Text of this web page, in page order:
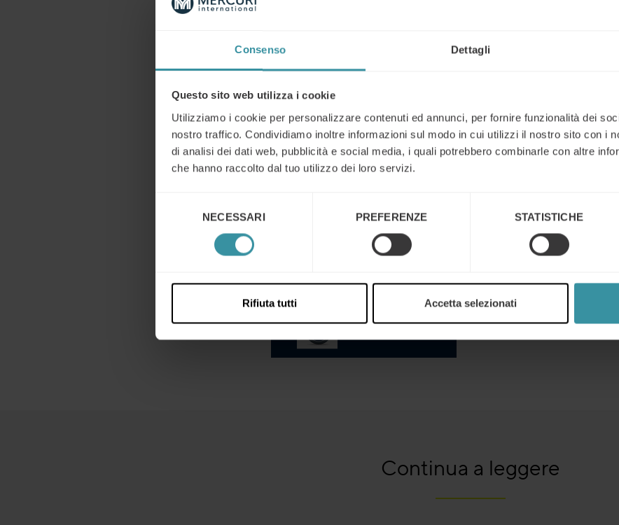
Consenso Dettagli
Questo sito web utilizza i cookie
Utilizziamo i cookie per personalizzare contenuti ed annunci, per fornire funzionalità dei
nostro traffico. Condividiamo inoltre informazioni sul modo in cui utilizzi il nostro sito con i
di analisi dei dati web, pubblicità e social media, i quali potrebbero combinarle con altre
che hanno raccolto dal tuo utilizzo dei loro servizi.
NECESSARI PREFERENZE STATISTICHE
Rifiuta tutti Accetta selezionati
Usare prove di terzi è un buon aiuto ed evita discussioni
Occorre notare che il momento della spiegazione, con questo
per chiudere una contrattazione. Sfortunatamente per la
persone un’obiezionerappresenta una fonte di ansia. Potremmo
messi sotto pressione o sfidati. Ad ogni modo dovremmo avere un
atteggiamento positivo di fronte ad esse vedendole come delle
Continua a leggere